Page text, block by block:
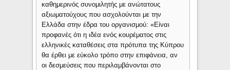
καθημερινός συνομιλητής με ανώτατους
αξιωματούχους που ασχολούνται με την
Ελλάδα στην έδρα του οργανισμού: «Είναι
προφανές ότι η ιδέα ενός κουρέματος στις
ελληνικές καταθέσεις στα πρότυπα της Κύπρου
θα έρθει με εύκολο τρόπο στην επιφάνεια, αν
οι δεσμεύσεις που περιλαμβάνονται στο